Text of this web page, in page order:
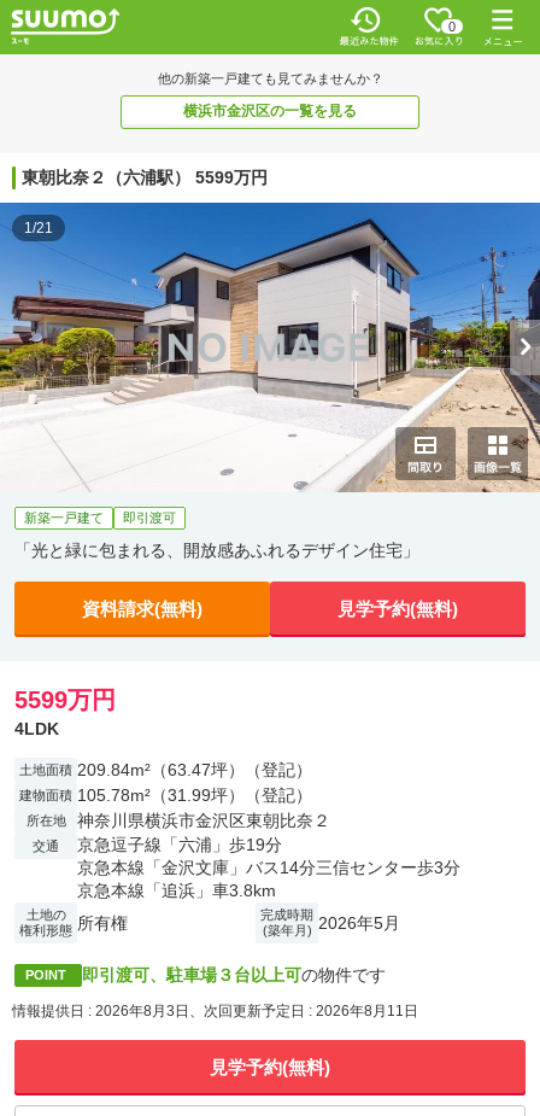
0
他の新築一戸建ても見てみませんか？
横浜市金沢区の一覧を見る
東朝比奈２（六浦駅） 5599万円
1/21
新築一戸建て 即引渡可
「光と緑に包まれる、開放感あふれるデザイン住宅」
資料請求(無料) 見学予約(無料)
5599万円
4LDK
土地面積 209.84m²（63.47坪）（登記）
建物面積 105.78m²（31.99坪）（登記）
所在地 神奈川県横浜市金沢区東朝比奈２
交通
京急逗子線「六浦」歩19分
京急本線「金沢文庫」バス14分三信センター歩3分
京急本線「追浜」車3.8km
土地の
権利形態 所有権
完成時期
(築年月) 2026年5月
POINT 即引渡可、駐車場３台以上可の物件です
情報提供日 : 2026年8月3日、次回更新予定日 : 2026年8月11日
見学予約(無料)